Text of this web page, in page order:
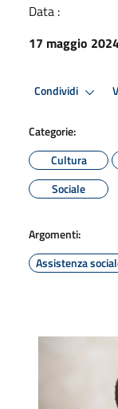
Data :
17 maggio
Condividi
Categorie:
Cultura
Sociale
Argomenti:
Assistenza